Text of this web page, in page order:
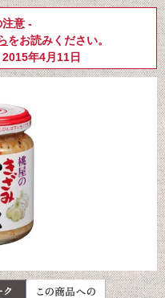
注意 -
をお読みください。
年4月11日